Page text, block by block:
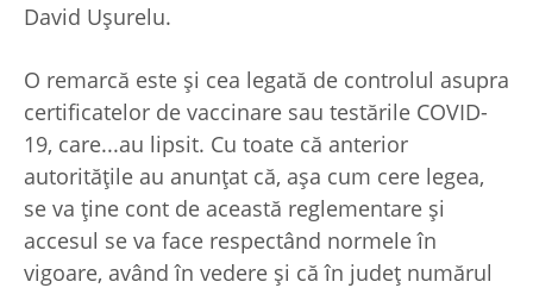
David Ușurelu.
O remarcă este și cea legată de controlul asupra
certificatelor de vaccinare sau testările COVID-
19, care...au lipsit. Cu toate că anterior
autoritățile au anunțat că, așa cum cere legea,
se va ține cont de această reglementare și
accesul se va face respectând normele în
vigoare, având în vedere și că în județ numărul